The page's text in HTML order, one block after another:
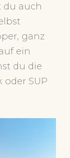
du auch
ganz
ein
du die
SUP